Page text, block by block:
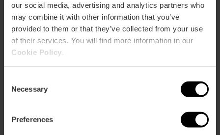
our social media, advertising and analytics partners who
may combine it with other information that you’ve
provided to them or that they’ve collected from your use
of their services. You will find more information in our
Cookie Policy
Selection
Necessary
Preferences
L3,L4,L6,L9
Bus
30,40,93
Paseo Facultades, 3 46021 València